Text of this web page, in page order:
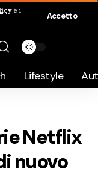
e i
Accetto
Lifestyle
Netflix
nuovo